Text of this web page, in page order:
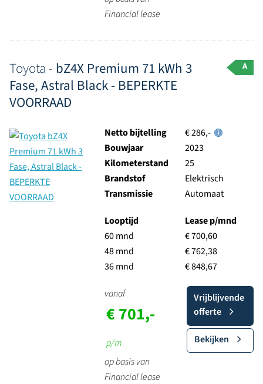
Financial lease
Toyota - bZ4X Premium 71 kWh 3
Fase, Astral Black - BEPERKTE
VOORRAAD
A
Netto bijtelling
€ 286,-
Bouwjaar
2023
Kilometerstand
25
Brandstof
Elektrisch
Transmissie
Automaat
Looptijd
60 mnd
48 mnd
36 mnd
Lease p/mnd
€ 700,60
€ 762,38
€ 848,67
vanaf
€ 701,-
p/m
op basis van
Financial lease
Vrijblijvende
offerte
Bekijken